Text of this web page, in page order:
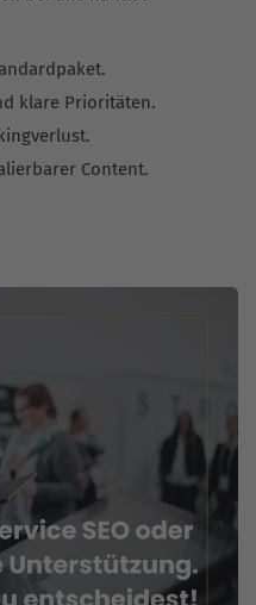
klare Prioritäten.
Content.